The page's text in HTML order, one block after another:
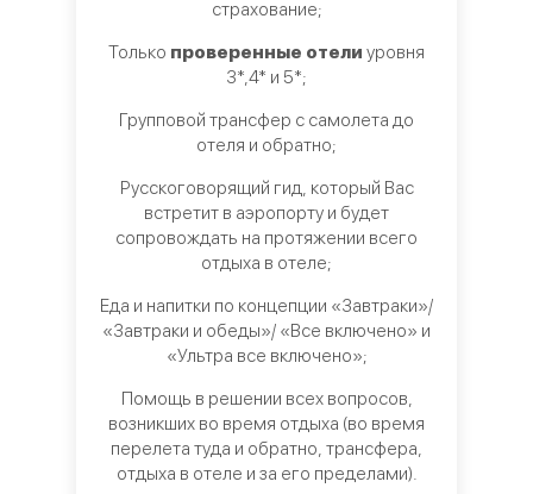
страхование;
Только проверенные отели уровня
3*,4* и 5*;
Групповой трансфер с самолета до
отеля и обратно;
Русскоговорящий гид, который Вас
встретит в аэропорту и будет
сопровождать на протяжении всего
отдыха в отеле;
Еда и напитки по концепции «Завтраки»/
«Завтраки и обеды»/ «Все включено» и
«Ультра все включено»;
Помощь в решении всех вопросов,
возникших во время отдыха (во время
перелета туда и обратно, трансфера,
отдыха в отеле и за его пределами).